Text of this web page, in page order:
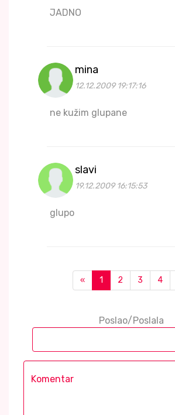
JADNO
mina
12.12.2009 19:17:16
ne kužim glupane
slavi
19.12.2009 16:15:53
glupo
« 1 2 3 4
Poslao/Poslala